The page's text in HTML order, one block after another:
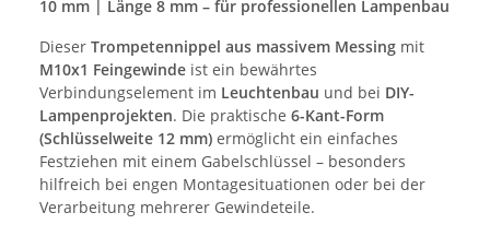
10 mm | Länge 8 mm – für professionellen Lampenbau
Dieser Trompetennippel aus massivem Messing mit
M10x1 Feingewinde ist ein bewährtes
Verbindungselement im Leuchtenbau und bei DIY-
Lampenprojekten. Die praktische 6-Kant-Form
(Schlüsselweite 12 mm) ermöglicht ein einfaches
Festziehen mit einem Gabelschlüssel – besonders
hilfreich bei engen Montagesituationen oder bei der
Verarbeitung mehrerer Gewindeteile.